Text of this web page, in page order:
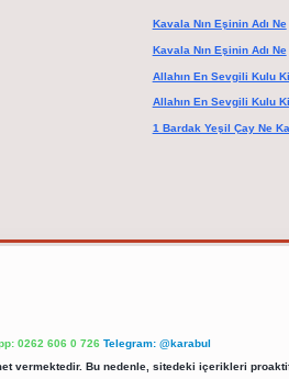
Kavala Nın Eşinin Adı Ne
Kavala Nın Eşinin Adı Ne
Allahın En Sevgili Kulu
Allahın En Sevgili Kulu
1 Bardak Yeşil Çay Ne
0262 606 0 726 Telegram: @karabul
vermektedir. Bu nedenle, sitedeki içerikleri